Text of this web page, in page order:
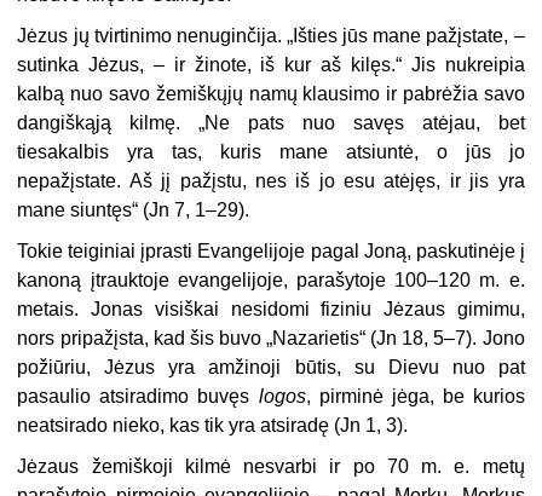
Jėzus jų tvirtinimo nenuginčija. „Išties jūs mane pažįstate, –
sutinka Jėzus, – ir žinote, iš kur aš kilęs.“ Jis nukreipia
kalbą nuo savo žemiškųjų namų klausimo ir pabrėžia savo
dangiškąją kilmę. „Ne pats nuo savęs atėjau, bet
tiesakalbis yra tas, kuris mane atsiuntė, o jūs jo
nepažįstate. Aš jį pažįstu, nes iš jo esu atėjęs, ir jis yra
mane siuntęs“ (Jn 7, 1–29).
Tokie teiginiai įprasti Evangelijoje pagal Joną, paskutinėje į
kanoną įtrauktoje evangelijoje, parašytoje 100–120 m. e.
metais. Jonas visiškai nesidomi fiziniu Jėzaus gimimu,
nors pripažįsta, kad šis buvo „Nazarietis“ (Jn 18, 5–7). Jono
požiūriu, Jėzus yra amžinoji būtis, su Dievu nuo pat
pasaulio atsiradimo buvęs logos, pirminė jėga, be kurios
neatsirado nieko, kas tik yra atsiradę (Jn 1, 3).
Jėzaus žemiškoji kilmė nesvarbi ir po 70 m. e. metų